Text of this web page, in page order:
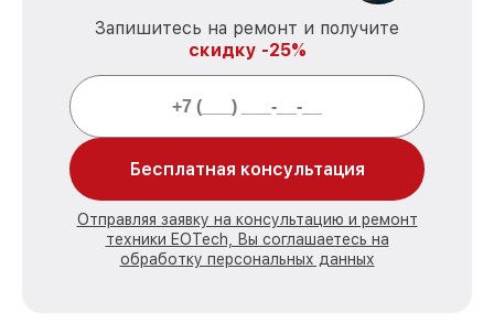
Запишитесь на ремонт и получите
скидку -25%
Бесплатная консультация
Отправляя заявку на консультацию и ремонт
техники EOTech, Вы соглашаетесь на
обработку персональных данных